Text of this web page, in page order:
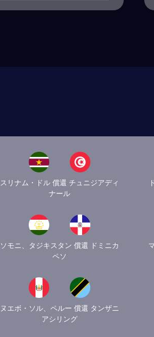
スリナム・ドル 償還 チュニジアディ
ナール
ソモニ、タジキスタン 償還 ドミニカ
ペソ
ヌエボ・ソル、ペルー 償還 タンザニ
アシリング